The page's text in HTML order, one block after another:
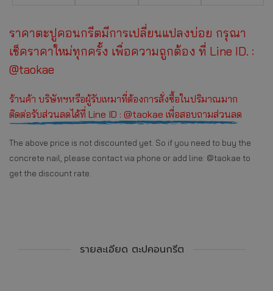
ราคาตะปูคอนกรีตมีการเปลี่ยนแปลงบ่อย กรุณา
เช็คราคาใหม่ทุกครั้ง เพื่อความถูกต้อง ที่ Line ID. :
@taokae
ร้านค้า บริษัทฯหรือผู้รับเหมาที่ต้องการสั่งซื้อในปริมาณมาก
ติดต่อรับส่วนลดได้ที่ Line ID : @taokae เพื่อสอบถามส่วนลด
The above price is not discounted yet. So if you need to buy the
concrete nail, please contact via phone or add line: @taokae to
get the discount rate.
รายละเอียด ตะปูคอนกรีต